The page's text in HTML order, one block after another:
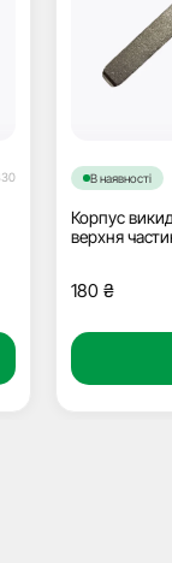
В наявності
Корпус
верхня
180 ₴